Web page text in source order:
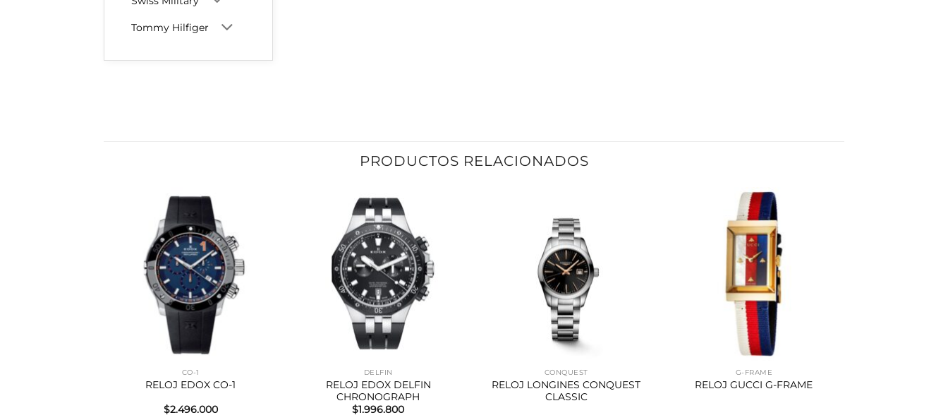
Tommy Hilfiger
PRODUCTOS RELACIONADOS
CO-1
RELOJ EDOX CO-1
$2.496.000
DELFIN
RELOJ EDOX DELFIN
CHRONOGRAPH
$1.996.800
CONQUEST
RELOJ LONGINES CONQUEST
CLASSIC
G-FRAME
RELOJ GUCCI G-FRAME